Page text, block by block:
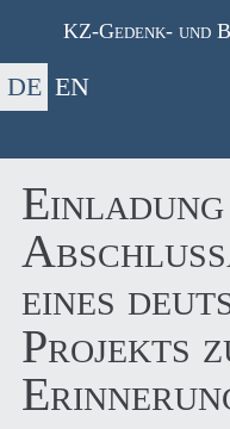
content
KZ-Gedenk- und
DE EN
Start
Angebote für
Praktikum
Virtueller Rundgang
eines
Projekts